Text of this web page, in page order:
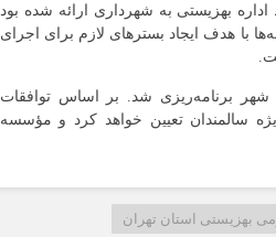
بهزیستی به شهرداری ارائه شده بود
با هدف ایجاد بسترهای لازم برای اجرای
برنامه‌ریزی شد. بر اساس توافقات
سالمندان تعیین خواهد کرد و مؤسسه
بهزیستی استان تهران